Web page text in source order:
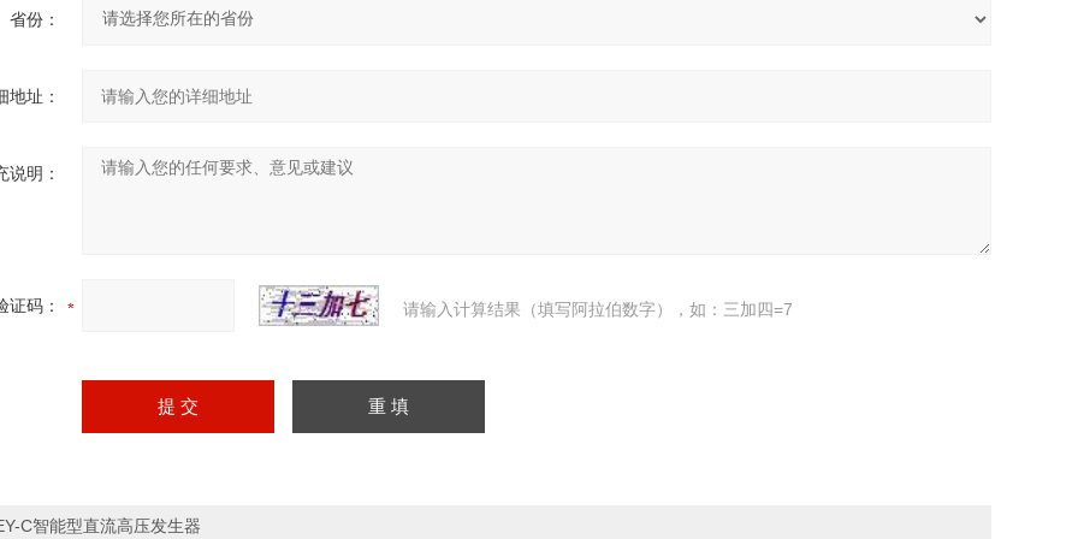
省份：
地址：
说明：
证码： 请输入计算结果（填写阿拉伯数字），如：三加四=7
C智能型直流高压发生器